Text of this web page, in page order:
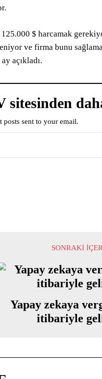
$ harcamak
ve firma bunu
açıkladı.
sitesinden
posts sent to your email.
SONRAKI
Yapay zekaya
itibariyle